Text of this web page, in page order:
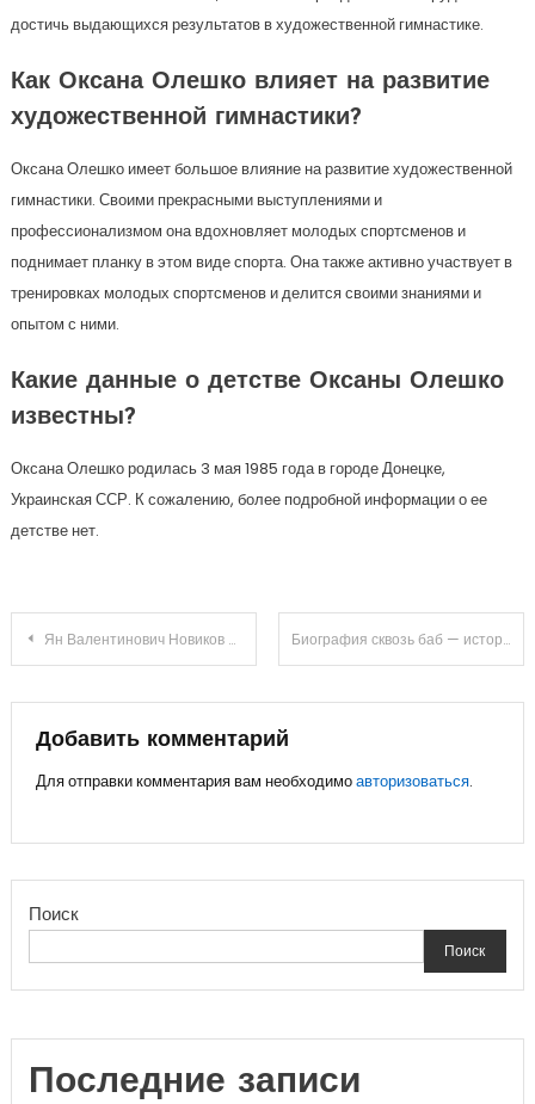
достичь выдающихся результатов в художественной гимнастике.
Как Оксана Олешко влияет на развитие
художественной гимнастики?
Оксана Олешко имеет большое влияние на развитие художественной
гимнастики. Своими прекрасными выступлениями и
профессионализмом она вдохновляет молодых спортсменов и
поднимает планку в этом виде спорта. Она также активно участвует в
тренировках молодых спортсменов и делится своими знаниями и
опытом с ними.
Какие данные о детстве Оксаны Олешко
известны?
Оксана Олешко родилась 3 мая 1985 года в городе Донецке,
Украинская ССР. К сожалению, более подробной информации о ее
детстве нет.
Навигация
по
записям
Ян Валентинович Новиков — биография и вклад в компанию Алмаз-Антей Биография сквозь баб — история, факты, эксклюзивные детали
Добавить комментарий
Для отправки комментария вам необходимоавторизоваться.
Поиск
Поиск
Последние записи